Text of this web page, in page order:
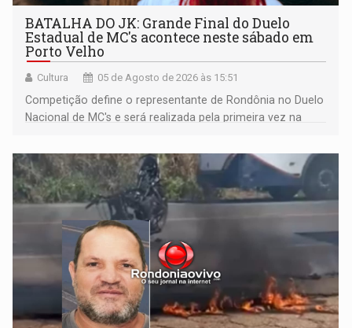
BATALHA DO JK: Grande Final do Duelo
Estadual de MC's acontece neste sábado em
Porto Velho
Cultura 05 de Agosto de 2026 às 15:51
Competição define o representante de Rondônia no Duelo
Nacional de MC's e será realizada pela primeira vez na